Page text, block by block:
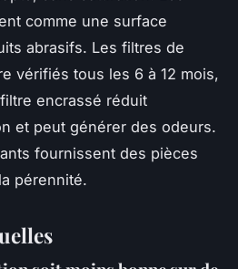
comme une surface
abrasifs. Les filtres de
vérifiés tous les 6 à 12 mois,
encrassé réduit
et peut générer des odeurs.
fournissent des pièces
pérennité.